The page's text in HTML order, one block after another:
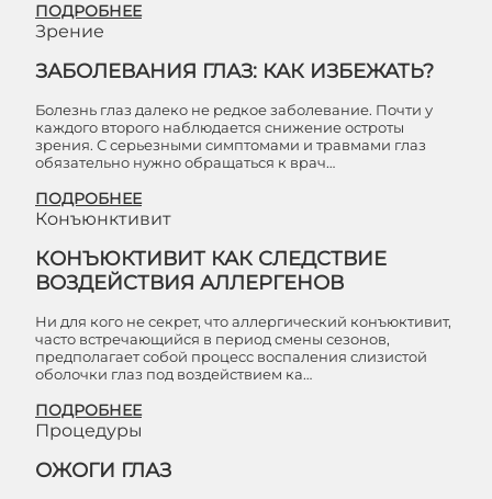
ПОДРОБНЕЕ
Зрение
ЗАБОЛЕВАНИЯ ГЛАЗ: КАК ИЗБЕЖАТЬ?
Болезнь глаз далеко не редкое заболевание. Почти у
каждого второго наблюдается снижение остроты
зрения. С серьезными симптомами и травмами глаз
обязательно нужно обращаться к врач…
ПОДРОБНЕЕ
Конъюнктивит
КОНЪЮКТИВИТ КАК СЛЕДСТВИЕ
ВОЗДЕЙСТВИЯ АЛЛЕРГЕНОВ
Ни для кого не секрет, что аллергический конъюктивит,
часто встречающийся в период смены сезонов,
предполагает собой процесс воспаления слизистой
оболочки глаз под воздействием ка…
ПОДРОБНЕЕ
Процедуры
ОЖОГИ ГЛАЗ